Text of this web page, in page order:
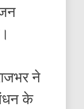
ने
के